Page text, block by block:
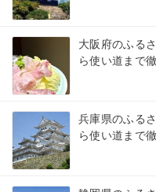
大阪府のふる
ら使い道まで
兵庫県のふる
ら使い道まで